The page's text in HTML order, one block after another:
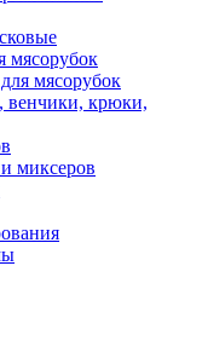
мясорубок
мясорубок
венчики, крюки,
миксеров